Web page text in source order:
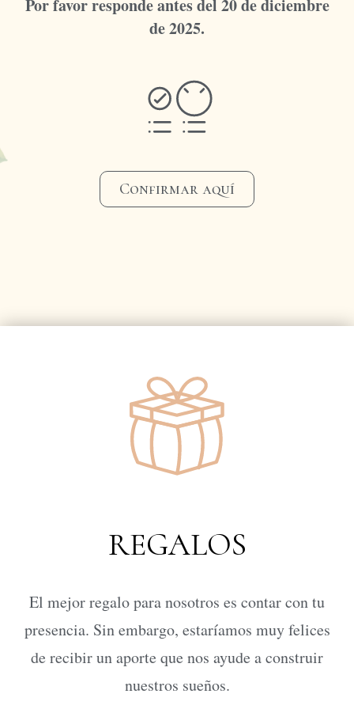
Por favor responde antes del 20 de diciembre
de 2025.
Confirmar aquí
REGALOS
El mejor regalo para nosotros es contar con tu
presencia. Sin embargo, estaríamos muy felices
de recibir un aporte que nos ayude a construir
nuestros sueños.